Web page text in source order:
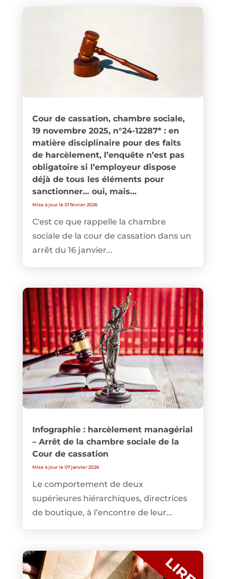
Cour de cassation, chambre sociale,
19 novembre 2025, n°24-12287* : en
matière disciplinaire pour des faits
de harcèlement, l’enquête n’est pas
obligatoire si l’employeur dispose
déjà de tous les éléments pour
sanctionner… oui, mais…
Mise à jour le 01 février 2026
C'est ce que rappelle la chambre
sociale de la cour de cassation dans un
arrêt du 16 janvier...
Infographie : harcèlement managérial
– Arrêt de la chambre sociale de la
Cour de cassation
Mise à jour le 07 janvier 2026
Le comportement de deux
supérieures hiérarchiques, directrices
de boutique, à l’encontre de leur...